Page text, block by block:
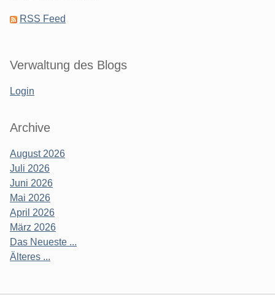
RSS Feed
Verwaltung des Blogs
Login
Archive
August 2026
Juli 2026
Juni 2026
Mai 2026
April 2026
März 2026
Das Neueste ...
Älteres ...